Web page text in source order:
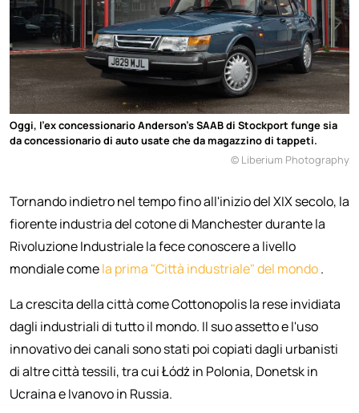
Oggi, l'ex concessionario Anderson's SAAB di Stockport funge sia
da concessionario di auto usate che da magazzino di tappeti.
© Liberium Photography
Tornando indietro nel tempo fino all'inizio del XIX secolo, la
fiorente industria del cotone di Manchester durante la
Rivoluzione Industriale la fece conoscere a livello
mondiale comela prima "Città industriale" del mondo.
La crescita della città come Cottonopolis la rese invidiata
dagli industriali di tutto il mondo. Il suo assetto e l'uso
innovativo dei canali sono stati poi copiati dagli urbanisti
di altre città tessili, tra cui Łódż in Polonia, Donetsk in
Ucraina e Ivanovo in Russia.